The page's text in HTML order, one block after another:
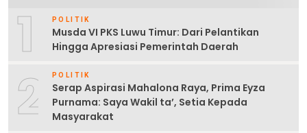
1 POLITIK
Musda VI PKS Luwu Timur: Dari Pelantikan
Hingga Apresiasi Pemerintah Daerah
2 POLITIK
Serap Aspirasi Mahalona Raya, Prima Eyza
Purnama: Saya Wakil ta’, Setia Kepada
Masyarakat